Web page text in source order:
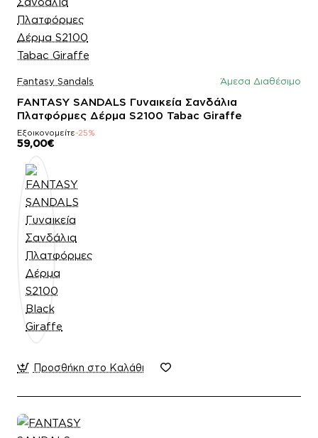
Fantasy Sandals Άμεσα Διαθέσιμο
FANTASY SANDALS Γυναικεία Σανδάλια
Πλατφόρμες Δέρμα S2100 Tabac Giraffe
Εξοικονομείτε-25%
59,00€
Προσθήκη στο Καλάθι